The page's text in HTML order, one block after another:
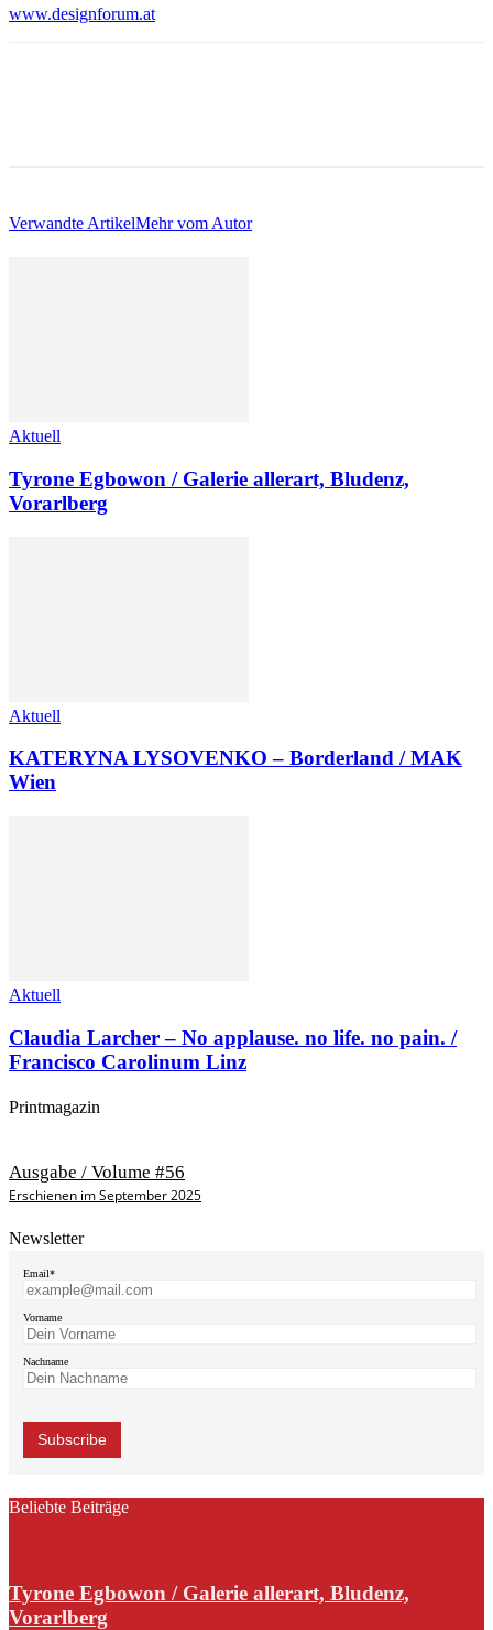
www.designforum.at
Verwandte ArtikelMehr vom Autor
Aktuell
Tyrone Egbowon / Galerie allerart, Bludenz,
Vorarlberg
Aktuell
KATERYNA LYSOVENKO – Borderland / MAK
Wien
Aktuell
Claudia Larcher – No applause. no life. no pain. /
Francisco Carolinum Linz
Printmagazin
Ausgabe / Volume #56
Erschienen im September 2025
Newsletter
Email*
Vorname
Nachname
Beliebte Beiträge
Tyrone Egbowon / Galerie allerart, Bludenz,
Vorarlberg